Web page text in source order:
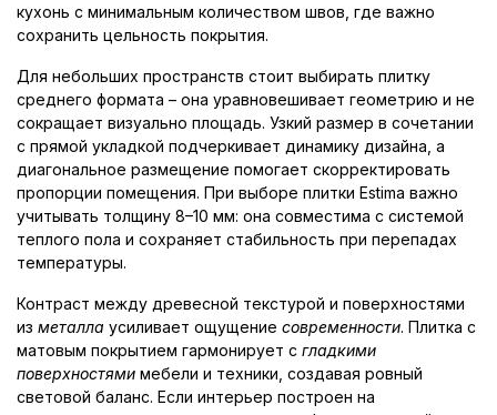
кухонь с минимальным количеством швов, где важно
сохранить цельность покрытия.
Для небольших пространств стоит выбирать плитку
среднего формата – она уравновешивает геометрию и не
сокращает визуально площадь. Узкий размер в сочетании
с прямой укладкой подчеркивает динамику дизайна, а
диагональное размещение помогает скорректировать
пропорции помещения. При выборе плитки Estima важно
учитывать толщину 8–10 мм: она совместима с системой
теплого пола и сохраняет стабильность при перепадах
температуры.
Контраст между древесной текстурой и поверхностями
из металла усиливает ощущение современности. Плитка с
матовым покрытием гармонирует с гладкими
поверхностями мебели и техники, создавая ровный
световой баланс. Если интерьер построен на